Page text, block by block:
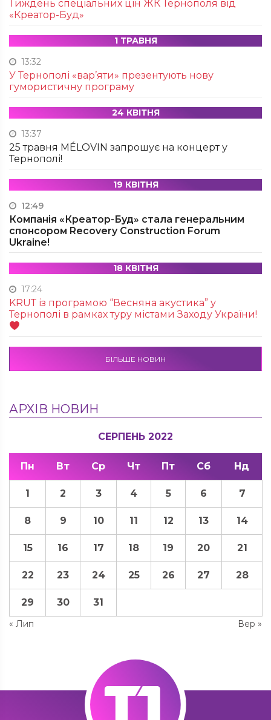
Тиждень спеціальних цін ЖК Тернополя від
«Креатор-Буд»
1 ТРАВНЯ
13:32
У Тернополі «вар’яти» презентують нову
гумористичну програму
24 КВІТНЯ
13:37
25 травня MÉLOVIN запрошує на концерт у
Тернополі!
19 КВІТНЯ
12:49
Компанія «Креатор-Буд» стала генеральним
спонсором Recovery Construction Forum
Ukraine!
18 КВІТНЯ
17:24
KRUТ із програмою “Весняна акустика” у
Тернополі в рамках туру містами Заходу України!
БІЛЬШЕ НОВИН
АРХІВ НОВИН
СЕРПЕНЬ 2022
Пн Вт Ср Чт Пт Сб Нд
« Лип Вер »
1 2 3 4 5 6 7
8 9 10 11 12 13 14
15 16 17 18 19 20 21
22 23 24 25 26 27 28
29 30 31